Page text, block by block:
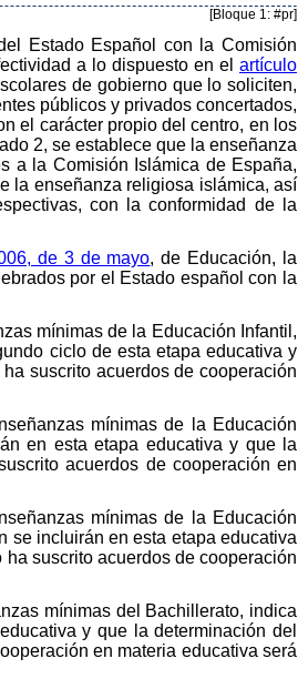
[Bloque 1: #pr]
Estado Español con la Comisión
a lo dispuesto en el artículo
de gobierno que lo soliciten,
públicos y privados concertados,
el carácter propio del centro, en los
2, se establece que la enseñanza
a la Comisión Islámica de España,
la enseñanza religiosa islámica, así
con la conformidad de la
de 3 de mayo, de Educación, la
por el Estado español con la
mínimas de la Educación Infantil,
ciclo de esta etapa educativa y
suscrito acuerdos de cooperación
mínimas de la Educación
en esta etapa educativa y que la
acuerdos de cooperación en
mínimas de la Educación
se incluirán en esta etapa educativa
suscrito acuerdos de cooperación
mínimas del Bachillerato, indica
y que la determinación del
en materia educativa será